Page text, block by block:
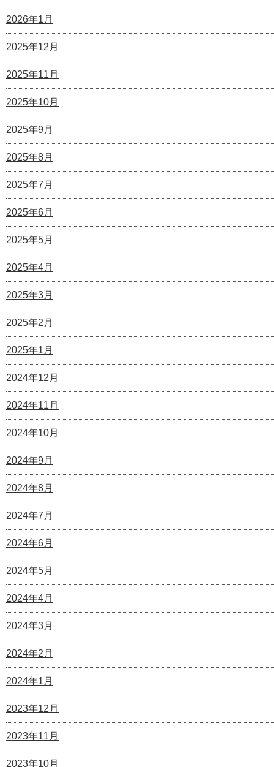
2026年1月
2025年12月
2025年11月
2025年10月
2025年9月
2025年8月
2025年7月
2025年6月
2025年5月
2025年4月
2025年3月
2025年2月
2025年1月
2024年12月
2024年11月
2024年10月
2024年9月
2024年8月
2024年7月
2024年6月
2024年5月
2024年4月
2024年3月
2024年2月
2024年1月
2023年12月
2023年11月
2023年10月